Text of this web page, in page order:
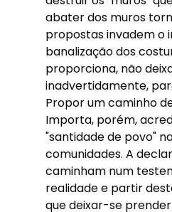
abater dos muros
propostas invadem o
banalização dos
proporciona, não
inadvertidamente,
Propor um caminho
Importa, porém,
"santidade de povo"
comunidades. A
caminham num
realidade e partir
que deixar-se